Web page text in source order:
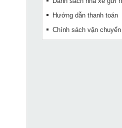
Hướng dẫn thanh toán
Chính sách vận chuyển